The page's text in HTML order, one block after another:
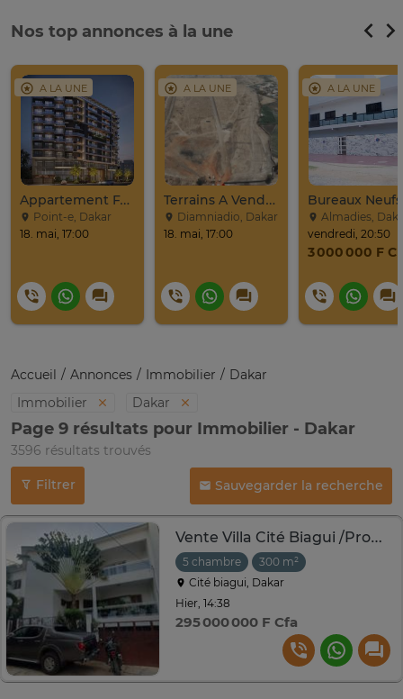
Nos top annonces à la une
A LA UNE
Appartement F4 Au Point E / Résidence CHEIKH LAMINE
Point-e, Dakar
18. mai, 17:00
A LA UNE
Terrains A Vendre / Emeral Prime City De Diamniadio
Diamniadio, Dakar
18. mai, 17:00
A LA UNE
Almadies,
vendredi, 20:50
3 000 000 F
Accueil Annonces Immobilier
Dakar
Immobilier
Dakar
Page 9 résultats pour Immobilier - Dakar
3596 résultats trouvés
Filtrer Sauvegarder la recherche
Vente Villa Cité Biagui /Produit atypique à gros potentiel.
5 chambre
300 m²
Cité biagui, Dakar
Hier, 14:38
295 000 000 F Cfa